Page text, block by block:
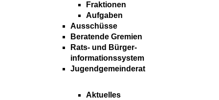
Fraktionen
Aufgaben
Ausschüsse
Beratende Gremien
Rats- und Bürger-
informationssystem
Jugendgemeinderat
Aktuelles